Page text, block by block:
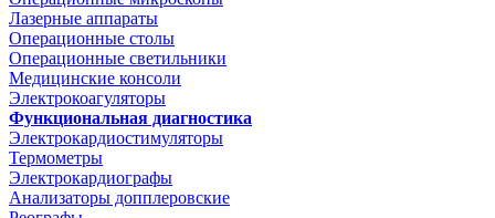
Лазерные аппараты
Операционные столы
Операционные светильники
Медицинские консоли
Электрокоагуляторы
Функциональная диагностика
Электрокардиостимуляторы
Термометры
Электрокардиографы
Анализаторы допплеровские